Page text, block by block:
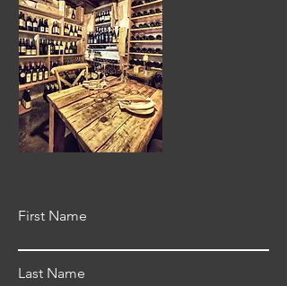
First Name
Last Name